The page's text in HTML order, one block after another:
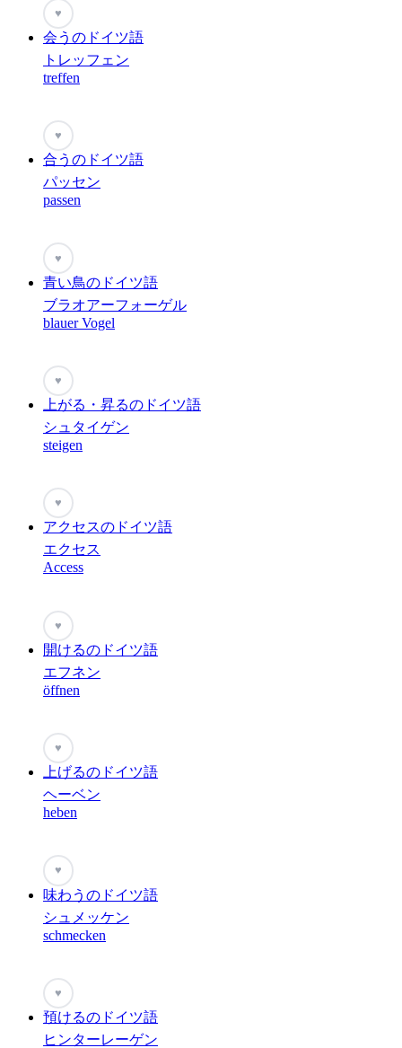
♥
会うのドイツ語
トレッフェン
treffen
♥
合うのドイツ語
パッセン
passen
♥
青い鳥のドイツ語
ブラオアーフォーゲル
blauer Vogel
♥
上がる・昇るのドイツ語
シュタイゲン
steigen
♥
アクセスのドイツ語
エクセス
Access
♥
開けるのドイツ語
エフネン
öffnen
♥
上げるのドイツ語
ヘーベン
heben
♥
味わうのドイツ語
シュメッケン
schmecken
♥
預けるのドイツ語
ヒンターレーゲン